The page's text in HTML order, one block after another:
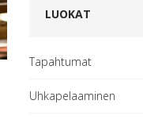
LUOKAT
Tapahtumat
Uhkapelaaminen